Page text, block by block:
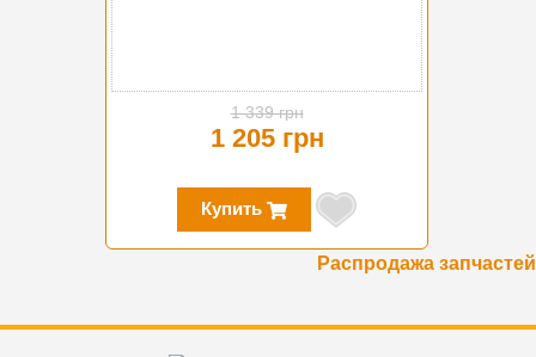
1 339 грн
1 205 грн
Купить
Распродажа запчастей